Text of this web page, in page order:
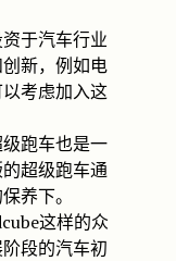
于汽车行业
新，例如电
考虑加入这
跑车也是一
超级跑车通
养下。
这样的众
段的汽车初